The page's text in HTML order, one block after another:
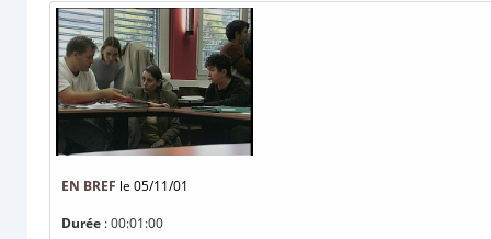
EN BREF le 05/11/01
Durée : 00:01:00